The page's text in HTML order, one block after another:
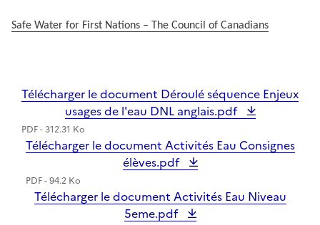
Safe Water for First Nations – The Council of Canadians
Télécharger le document Déroulé séquence Enjeux
usages de l'eau DNL anglais.pdf
PDF - 312.31 Ko
Télécharger le document Activités Eau Consignes
élèves.pdf
PDF - 94.2 Ko
Télécharger le document Activités Eau Niveau
5eme.pdf